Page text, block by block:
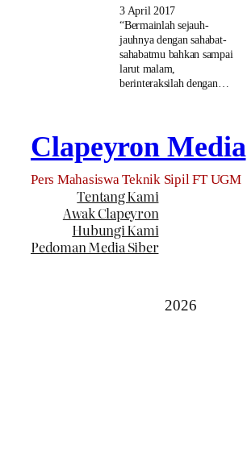
3 April 2017
“Bermainlah sejauh-
jauhnya dengan sahabat-
sahabatmu bahkan sampai
larut malam,
berinteraksilah dengan…
Clapeyron Media
Pers Mahasiswa Teknik Sipil FT UGM
Tentang Kami
Awak Clapeyron
Hubungi Kami
Pedoman Media Siber
2026